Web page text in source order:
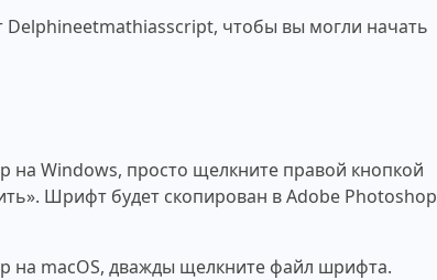
чтобы вы могли начать
Windows, просто щелкните правой кнопкой
Шрифт будет скопирован в Adobe Photoshop
на macOS, дважды щелкните файл шрифта.